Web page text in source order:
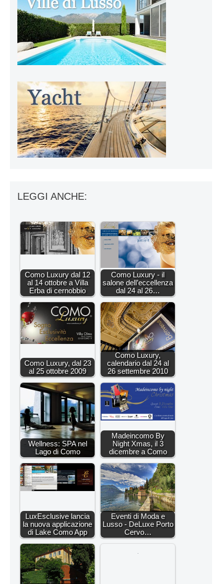
LEGGI ANCHE:
Como Luxury dal 12
al 14 ottobre a Villa
Erba di cernobbio
Como Luxury - il
salone dell’eccellenza
dal 24 al 26…
Como Luxury, dal 23
al 25 ottobre 2009
Como Luxury,
calendario dal 24 al
26 settembre 2010
Wellness: SPA nel
Lago di Como
Madeincomo By
Night Xmas, il 3
dicembre a Como
LuxEsclusive lancia
la nuova applicazione
di Lake Como App
Eventi di Moda e
Lusso - DeLuxe Porto
Cervo…